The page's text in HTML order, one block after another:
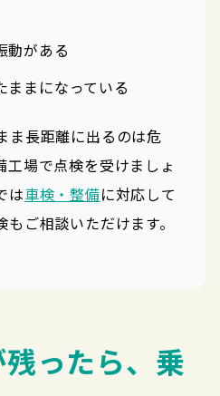
動がある
ままになっている
ま長距離に出るのは危
工場で点検を受けましょ
は車検・整備に対応して
ご相談いただけます。
ったら、乗